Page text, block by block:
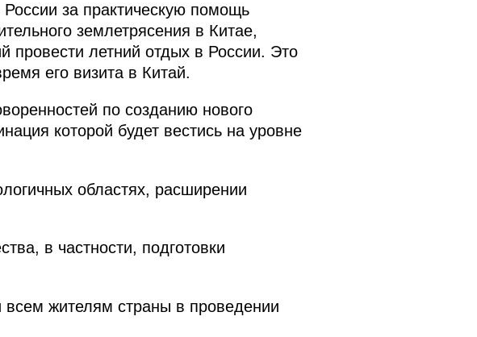
за практическую помощь
землетрясения в Китае,
провести летний отдых в России. Это
его визита в Китай.
по созданию нового
которой будет вестись на уровне
областях, расширении
в частности, подготовки
жителям страны в проведении